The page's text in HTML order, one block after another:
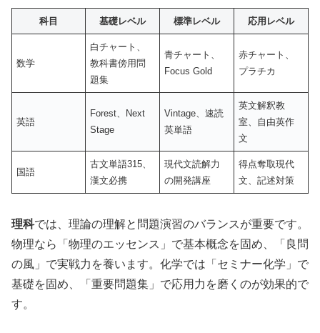
科目 基礎レベル 標準レベル 応用レベル
数学
白チャート、
教科書傍用問
題集
青チャート、
Focus Gold
赤チャート、
プラチカ
英語
Forest、Next
Stage
Vintage、速読
英単語
英文解釈教
室、自由英作
文
国語
古文単語315、
漢文必携
現代文読解力
の開発講座
得点奪取現代
文、記述対策
理科では、理論の理解と問題演習のバランスが重要です。
物理なら「物理のエッセンス」で基本概念を固め、「良問
の風」で実戦力を養います。化学では「セミナー化学」で
基礎を固め、「重要問題集」で応用力を磨くのが効果的で
す。